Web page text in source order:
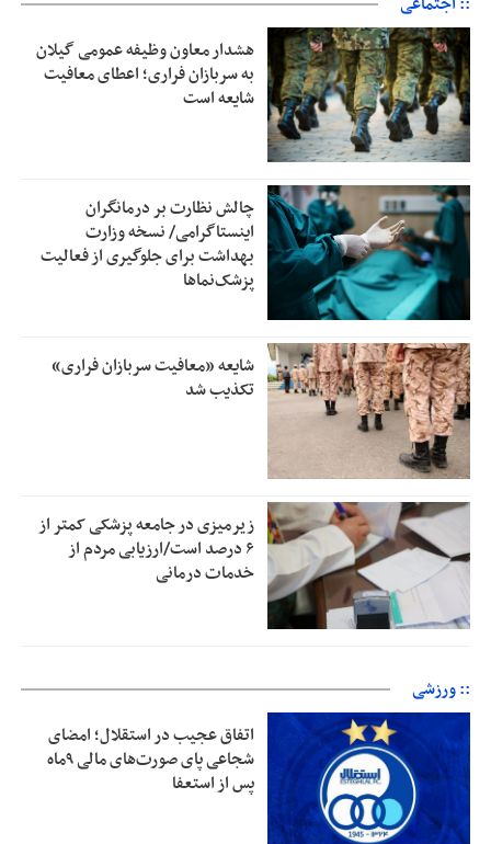
هشدار معاون وظیفه عمومی گیلان
به سربازان فراری؛ اعطای معافیت
شایعه است
چالش نظارت بر درمانگران
اینستاگرامی/ نسخه وزارت
بهداشت برای جلوگیری از فعالیت
پزشک‌نماها
شایعه «معافیت سربازان فراری»
تکذیب شد
زیرمیزی در جامعه پزشکی کمتر از
۶ درصد است/ارزیابی مردم از
خدمات درمانی
:: ورزشی
اتفاق عجیب در استقلال؛ امضای
شجاعی پای صورت‌های مالی ٩ماه
پس از استعفا